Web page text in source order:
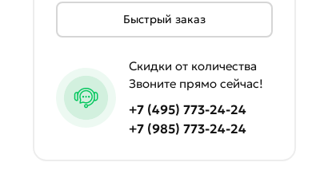
Быстрый заказ
Скидки от количества
Звоните прямо сейчас!
+7 (495) 773-24-24
+7 (985) 773-24-24